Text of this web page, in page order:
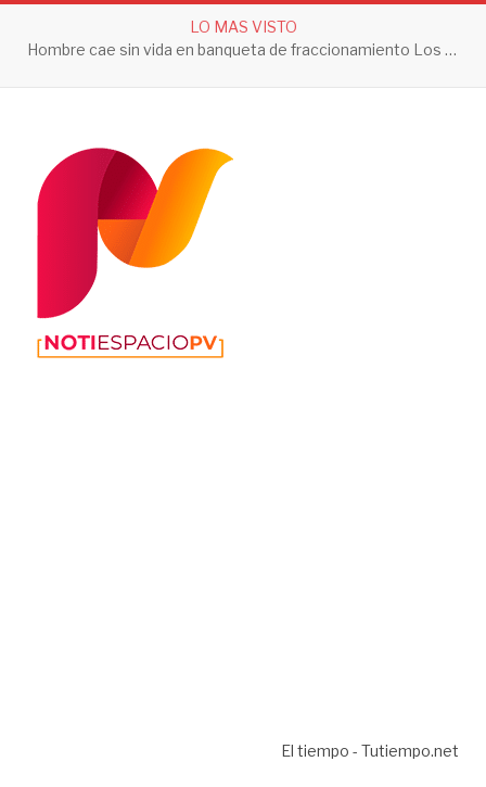
LO MAS VISTO
Hombre cae sin vida en banqueta de fraccionamiento Los Sauces en Vallarta
El tiempo - Tutiempo.net